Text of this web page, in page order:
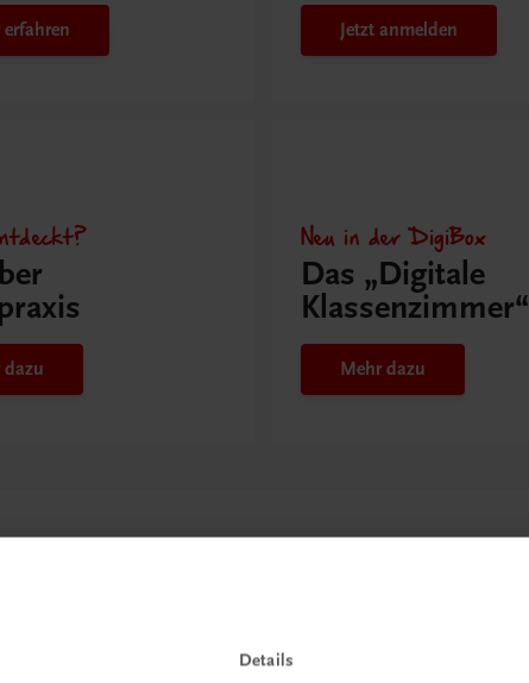
Details
erfahren Jetzt anmelden
dazu
Neu in der DigiBox
Das „Digitale
Klassenzimmer“
Mehr dazu